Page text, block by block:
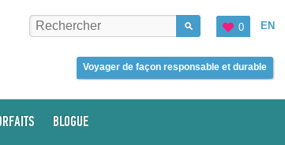
EN
0
Voyager de façon responsable et durable
BLOGUE